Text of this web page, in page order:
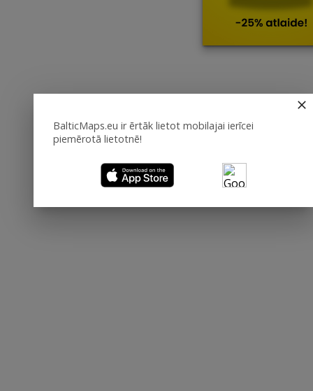
BalticMaps.eu ir ērtāk lietot mobilajai ierīcei
piemērotā lietotnē!